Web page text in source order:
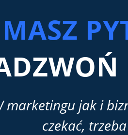
MASZ
marketingu jak i
czekać,